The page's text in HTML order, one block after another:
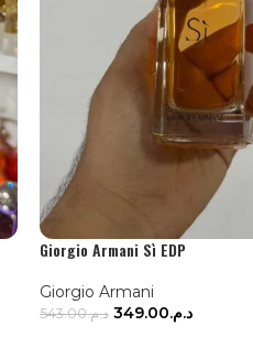
Giorgio Armani Sì EDP
Giorgio Armani
د.م.543.00 د.م.349.00